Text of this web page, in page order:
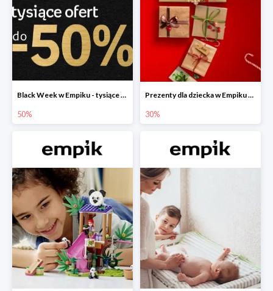
Black Week w Empiku - tysiące produktów do -50%
50%
Prezenty dla dziecka w Empiku do -30%
30%